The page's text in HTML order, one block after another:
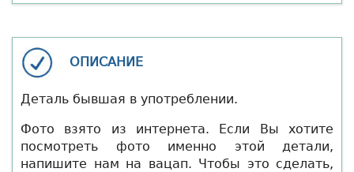
ОПИСАНИЕ
Деталь бывшая в употреблении.
Фото взято из интернета. Если Вы хотите
посмотреть фото именно этой детали,
напишите нам на вацап. Чтобы это сделать,